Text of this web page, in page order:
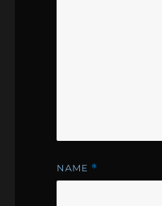
NAME *